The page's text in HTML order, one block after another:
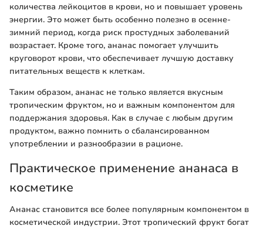
количества лейкоцитов в крови, но и повышает уровень
энергии. Это может быть особенно полезно в осенне-
зимний период, когда риск простудных заболеваний
возрастает. Кроме того, ананас помогает улучшить
круговорот крови, что обеспечивает лучшую доставку
питательных веществ к клеткам.
Таким образом, ананас не только является вкусным
тропическим фруктом, но и важным компонентом для
поддержания здоровья. Как в случае с любым другим
продуктом, важно помнить о сбалансированном
употреблении и разнообразии в рационе.
Практическое применение ананаса в
косметике
Ананас становится все более популярным компонентом в
косметической индустрии. Этот тропический фрукт богат